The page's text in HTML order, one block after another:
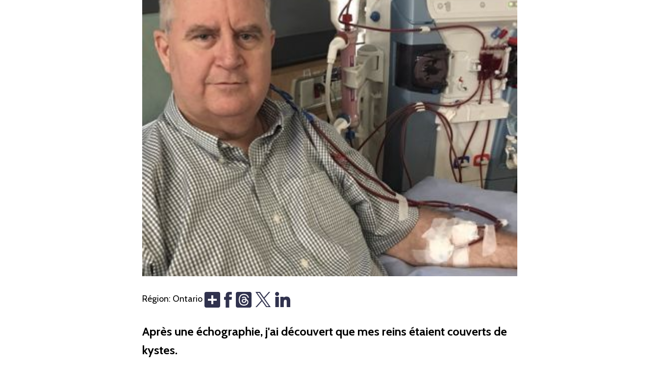
Région: Ontario Share Threads
Après une échographie, j'ai découvert que mes reins étaient couverts de
kystes.